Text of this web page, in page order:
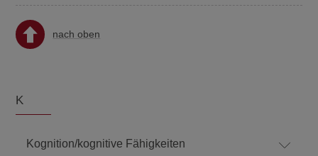
nach oben
K
Kognition/kognitive Fähigkeiten